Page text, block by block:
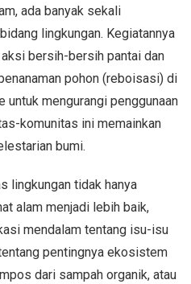
ada banyak sekali
lingkungan. Kegiatannya
bersih-bersih pantai dan
pohon (reboisasi) di
untuk mengurangi penggunaan
komunitas ini memainkan
bumi.
lingkungan tidak hanya
alam menjadi lebih baik,
mendalam tentang isu-isu
pentingnya ekosistem
dari sampah organik, atau